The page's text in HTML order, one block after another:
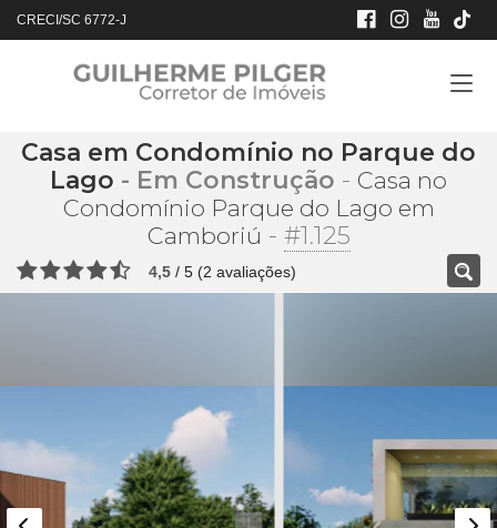
CRECI/SC 6772-J
Casa em Condomínio no Parque do
Lago - Em Construção - Casa no
Condomínio Parque do Lago em
Camboriú - #1.125
4,5 / 5 (2 avaliações)